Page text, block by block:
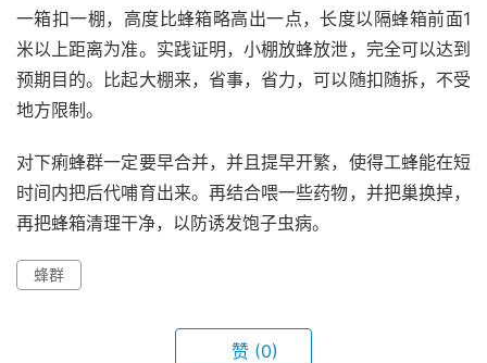
一箱扣一棚，高度比蜂箱略高出一点，长度以隔蜂箱前面1
米以上距离为准。实践证明，小棚放蜂放泄，完全可以达到
预期目的。比起大棚来，省事，省力，可以随扣随拆，不受
地方限制。
对下痢蜂群一定要早合并，并且提早开繁，使得工蜂能在短
时间内把后代哺育出来。再结合喂一些药物，并把巢换掉，
再把蜂箱清理干净，以防诱发饱子虫病。
蜂群
赞 (0)